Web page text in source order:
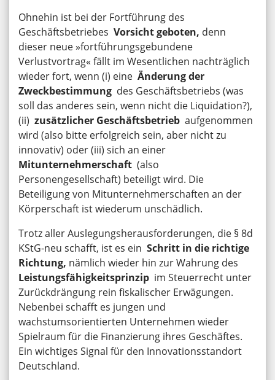
Ohnehin ist bei der Fortführung des
Geschäftsbetriebes Vorsicht geboten, denn
dieser neue »fortführungsgebundene
Verlustvortrag« fällt im Wesentlichen nachträglich
wieder fort, wenn (i) eine Änderung der
Zweckbestimmung des Geschäftsbetriebs (was
soll das anderes sein, wenn nicht die Liquidation?),
(ii) zusätzlicher Geschäftsbetrieb aufgenommen
wird (also bitte erfolgreich sein, aber nicht zu
innovativ) oder (iii) sich an einer
Mitunternehmerschaft (also
Personengesellschaft) beteiligt wird. Die
Beteiligung von Mitunternehmerschaften an der
Körperschaft ist wiederum unschädlich.
Trotz aller Auslegungsherausforderungen, die § 8d
KStG-neu schafft, ist es ein Schritt in die richtige
Richtung, nämlich wieder hin zur Wahrung des
Leistungsfähigkeitsprinzip im Steuerrecht unter
Zurückdrängung rein fiskalischer Erwägungen.
Nebenbei schafft es jungen und
wachstumsorientierten Unternehmen wieder
Spielraum für die Finanzierung ihres Geschäftes.
Ein wichtiges Signal für den Innovationsstandort
Deutschland.